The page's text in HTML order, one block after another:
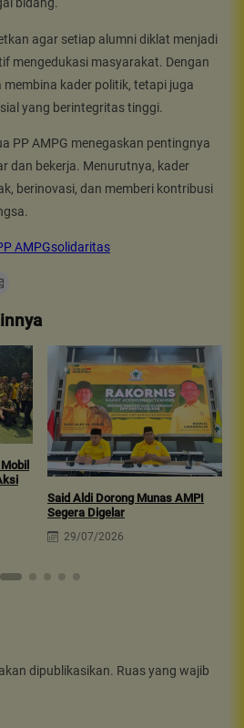
bidang.
agar setiap alumni diklat menjadi
mengedukasi masyarakat. Dengan
kader politik, tetapi juga
yang berintegritas tinggi.
PP AMPG menegaskan pentingnya
dan bekerja. Menurutnya, kader
berinovasi, dan memberi kontribusi
AMPGsolidaritas
Said Aldi Dorong Munas AMPI
Segera Digelar
29/07/2026
dipublikasikan. Ruas yang wajib